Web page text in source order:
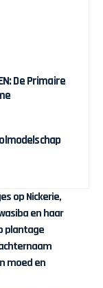
De Primaire
op Nickerie,
en haar
plantage
moed en